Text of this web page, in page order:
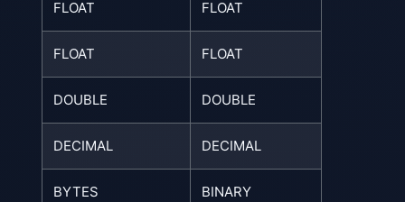
FLOAT FLOAT
FLOAT FLOAT
DOUBLE DOUBLE
DECIMAL DECIMAL
BYTES BINARY